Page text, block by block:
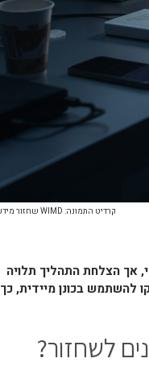
קרדיט התמונה: WIMD שחזור מידע
אך הצלחת התהליך תלויה
להשתמש בכונן מיידית, כך
לשחזור?